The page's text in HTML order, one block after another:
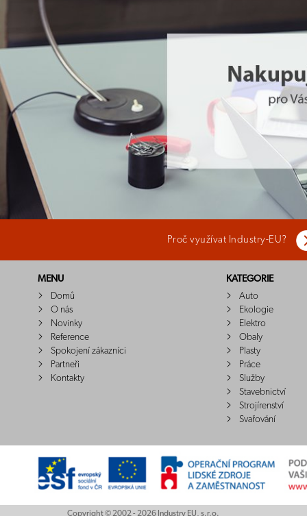
Proč využívat Industry-EU?
MENU
Domů
O nás
Novinky
Reference
Spokojení zákazníci
Partneři
Kontakty
KATEGORIE
Auto
Ekologie
Elektro
Obaly
Plasty
Práce
Služby
Stavebnictví
Strojírenství
Svařování
Copyright © 2002 - 2026 Industry EU, s.r.o.